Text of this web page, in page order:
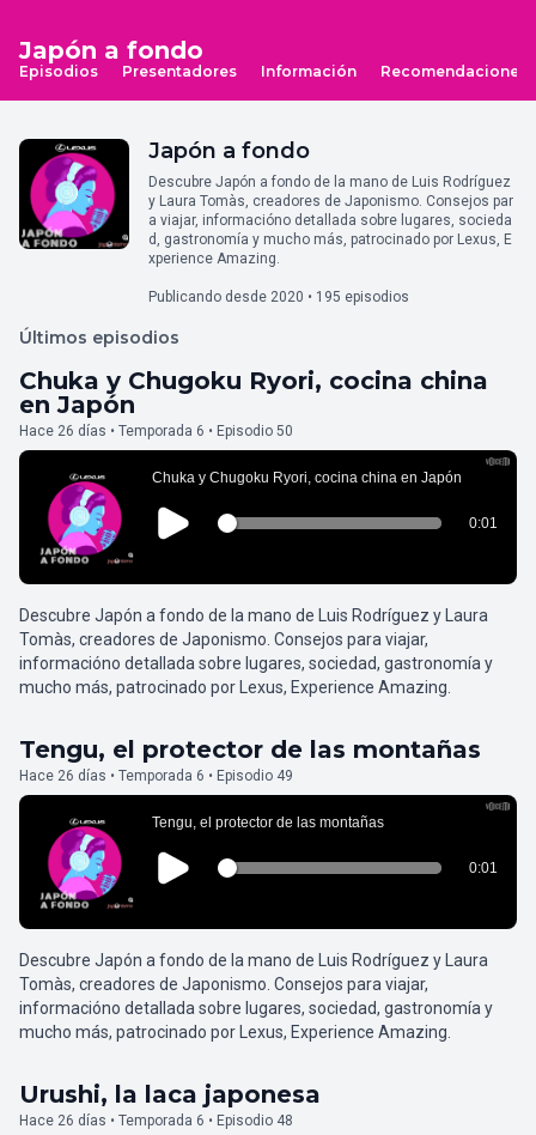
Japón a fondo
Episodios Presentadores Información Recomendaciones
Japón a fondo
Descubre Japón a fondo de la mano de Luis Rodríguez
y Laura Tomàs, creadores de Japonismo. Consejos par
a viajar, informacióno detallada sobre lugares, socieda
d, gastronomía y mucho más, patrocinado por Lexus, E
xperience Amazing.
Publicando desde 2020 • 195 episodios
Últimos episodios
Chuka y Chugoku Ryori, cocina china
en Japón
Hace 26 días • Temporada 6 • Episodio 50
Descubre Japón a fondo de la mano de Luis Rodríguez y Laura
Tomàs, creadores de Japonismo. Consejos para viajar,
informacióno detallada sobre lugares, sociedad, gastronomía y
mucho más, patrocinado por Lexus, Experience Amazing.
Tengu, el protector de las montañas
Hace 26 días • Temporada 6 • Episodio 49
Descubre Japón a fondo de la mano de Luis Rodríguez y Laura
Tomàs, creadores de Japonismo. Consejos para viajar,
informacióno detallada sobre lugares, sociedad, gastronomía y
mucho más, patrocinado por Lexus, Experience Amazing.
Urushi, la laca japonesa
Hace 26 días • Temporada 6 • Episodio 48